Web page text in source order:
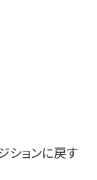
ションに戻す